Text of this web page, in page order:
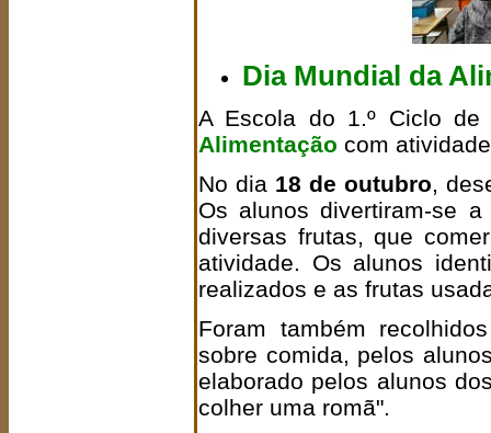
Dia Mundial da
A Escola do 1.º Ciclo
Alimentação com
No dia 18 de outubro,
Os alunos divertiram-se
diversas frutas, que
atividade. Os alunos
realizados e as frutas
Foram também
sobre comida, pelos
elaborado pelos alunos
colher uma romã".